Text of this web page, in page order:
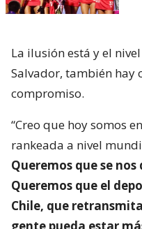
La ilusión está y el
Salvador, también hay
compromiso.
“Creo que hoy somos
rankeada a nivel
Queremos que se
Queremos que el
Chile, que
gente pueda estar